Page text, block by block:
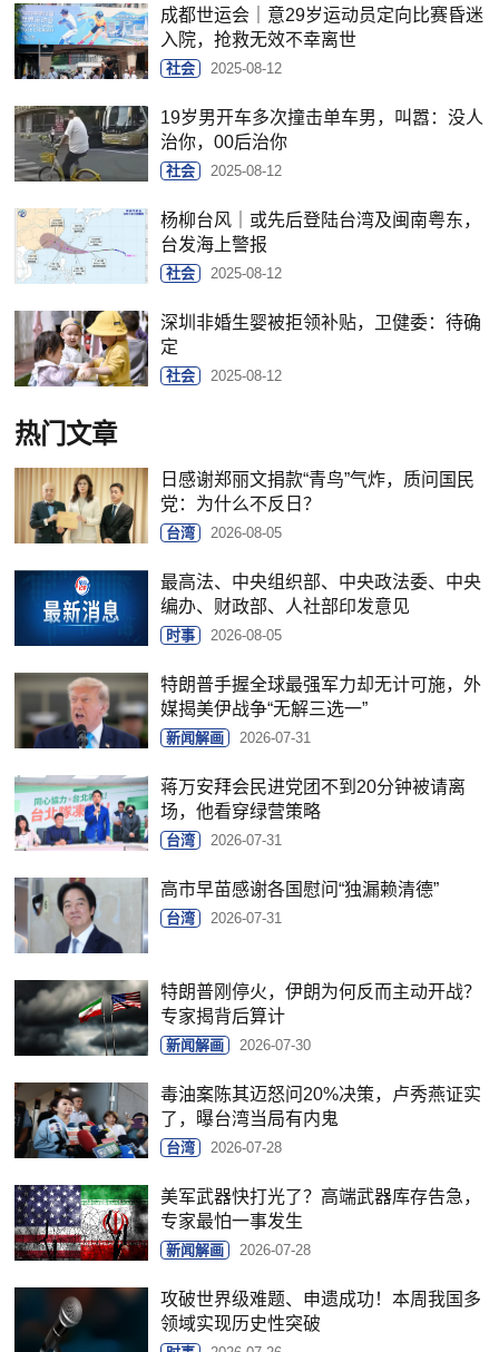
成都世运会｜意29岁运动员定向比赛昏迷
入院，抢救无效不幸离世
社会 2025-08-12
19岁男开车多次撞击单车男，叫嚣：没人
治你，00后治你
社会 2025-08-12
杨柳台风｜或先后登陆台湾及闽南粤东，
台发海上警报
社会 2025-08-12
深圳非婚生婴被拒领补贴，卫健委：待确
定
社会 2025-08-12
热门文章
日感谢郑丽文捐款“青鸟”气炸，质问国民
党：为什么不反日？
台湾 2026-08-05
最高法、中央组织部、中央政法委、中央
编办、财政部、人社部印发意见
时事 2026-08-05
特朗普手握全球最强军力却无计可施，外
媒揭美伊战争“无解三选一”
新闻解画 2026-07-31
蒋万安拜会民进党团不到20分钟被请离
场，他看穿绿营策略
台湾 2026-07-31
高市早苗感谢各国慰问“独漏赖清德”
台湾 2026-07-31
特朗普刚停火，伊朗为何反而主动开战？
专家揭背后算计
新闻解画 2026-07-30
毒油案陈其迈怒问20%决策，卢秀燕证实
了，曝台湾当局有内鬼
台湾 2026-07-28
美军武器快打光了？高端武器库存告急，
专家最怕一事发生
新闻解画 2026-07-28
攻破世界级难题、申遗成功！本周我国多
领域实现历史性突破